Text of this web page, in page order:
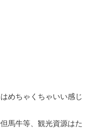
めちゃくちゃいい感じ
馬牛等、観光資源はた